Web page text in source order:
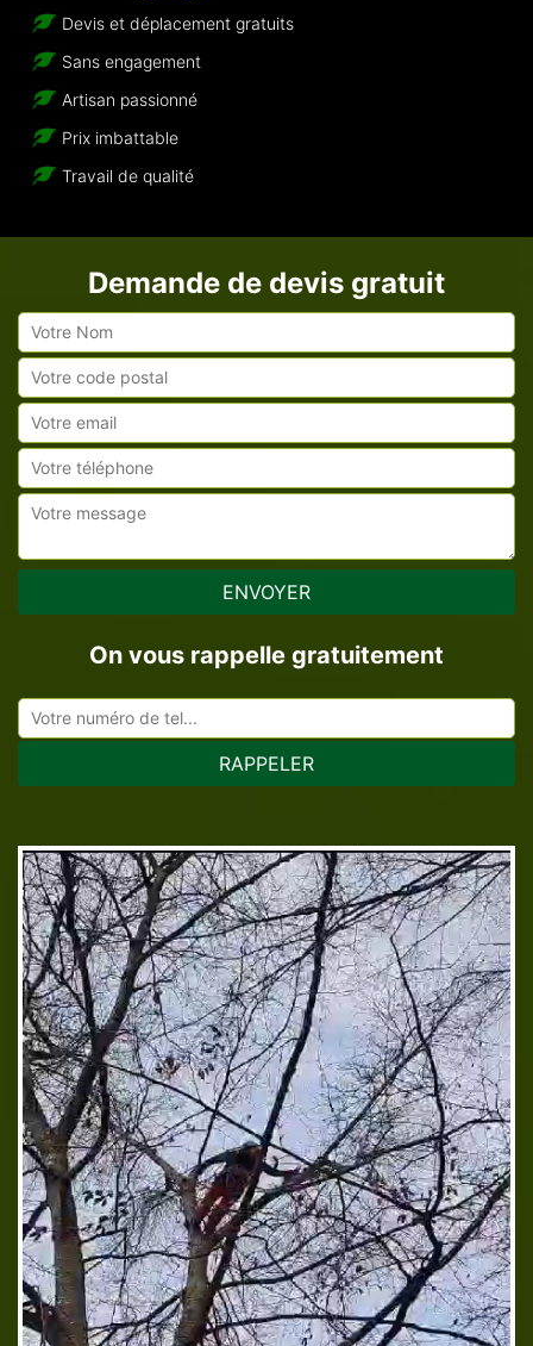
Devis et déplacement gratuits
Sans engagement
Artisan passionné
Prix imbattable
Travail de qualité
Demande de devis gratuit
On vous rappelle gratuitement